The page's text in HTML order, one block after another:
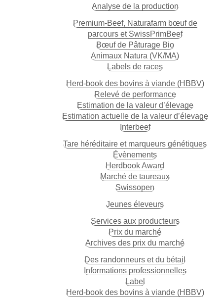
Analyse de la production
Premium-Beef, Naturafarm bœuf de
parcours et SwissPrimBeef
Bœuf de Pâturage Bio
Animaux Natura (VK/MA)
Labels de races
Herd-book des bovins à viande (HBBV)
Relevé de performance
Estimation de la valeur d’élevage
Estimation actuelle de la valeur d’élevage
Interbeef
Tare héréditaire et marqueurs génétiques
Évènements
Herdbook Award
Marché de taureaux
Swissopen
Jeunes éleveurs
Services aux producteurs
Prix du marché
Archives des prix du marché
Des randonneurs et du bétail
Informations professionnelles
Label
Herd-book des bovins à viande (HBBV)